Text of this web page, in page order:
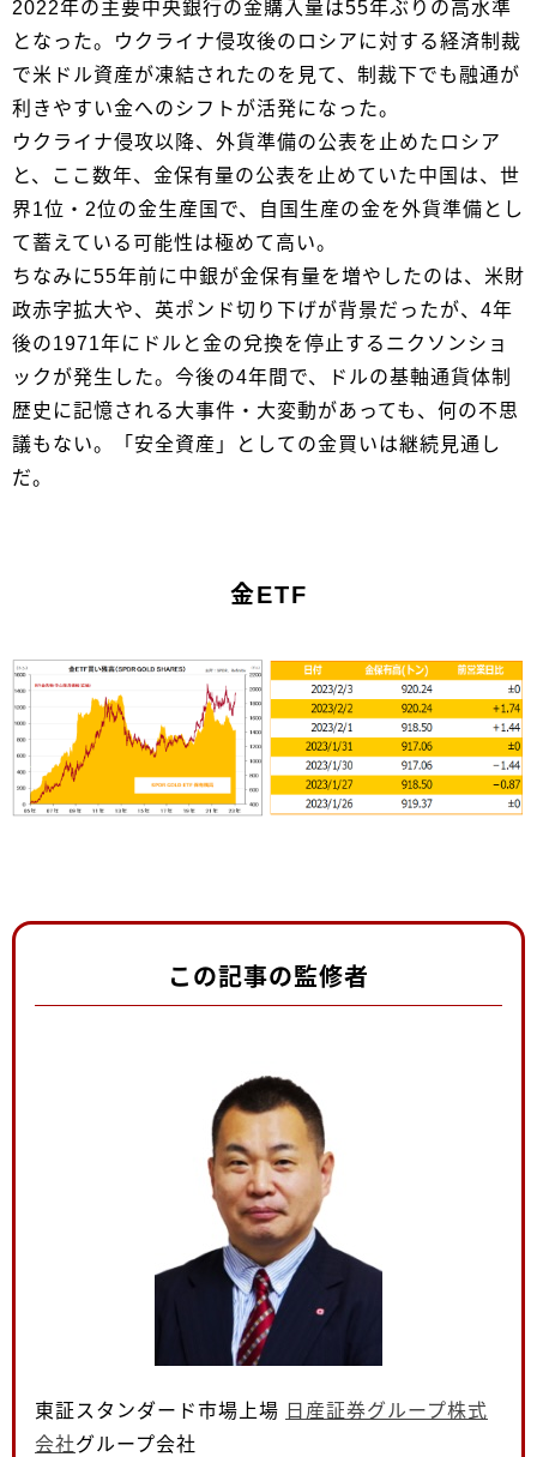
2022年の主要中央銀行の金購入量は55年ぶりの高水準
となった。ウクライナ侵攻後のロシアに対する経済制裁
で米ドル資産が凍結されたのを見て、制裁下でも融通が
利きやすい金へのシフトが活発になった。
ウクライナ侵攻以降、外貨準備の公表を止めたロシア
と、ここ数年、金保有量の公表を止めていた中国は、世
界1位・2位の金生産国で、自国生産の金を外貨準備とし
て蓄えている可能性は極めて高い。
ちなみに55年前に中銀が金保有量を増やしたのは、米財
政赤字拡大や、英ポンド切り下げが背景だったが、4年
後の1971年にドルと金の兌換を停止するニクソンショ
ックが発生した。今後の4年間で、ドルの基軸通貨体制
歴史に記憶される大事件・大変動があっても、何の不思
議もない。「安全資産」としての金買いは継続見通し
だ。
金ETF
この記事の監修者
東証スタンダード市場上場 日産証券グループ株式
会社グループ会社